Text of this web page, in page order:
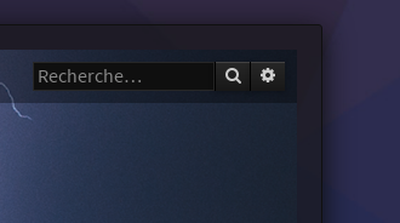
Rechercher